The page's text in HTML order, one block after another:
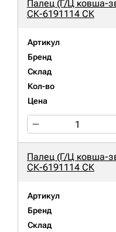
Палец (Г/Ц ковша-
СК-6191114 СК
Артикул
Бренд
Склад
Кол-во
Цена
Палец (Г/Ц ковша-
СК-6191114 СК
Артикул
Бренд
Склад